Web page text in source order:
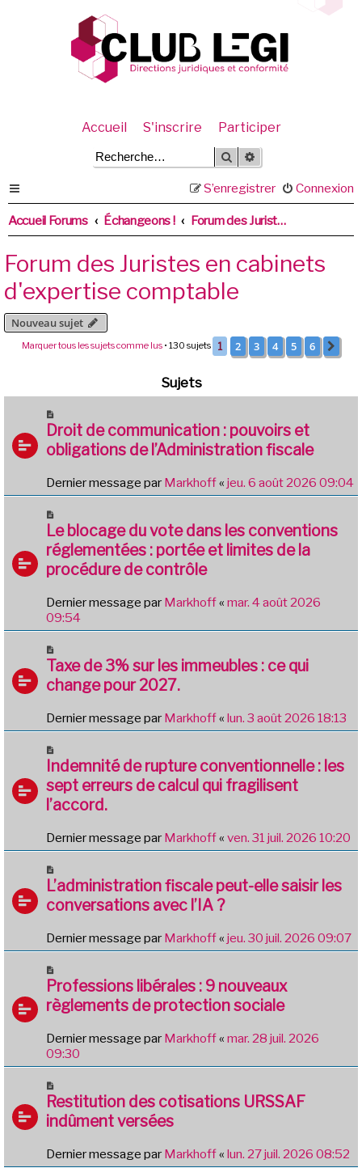
Accueil S'inscrire Participer
Rechercher
Connexion
S’enregistrer
Accueil Forums Échangeons ! Forum des Juristes en cabinets d'expertise comptable
Forum des Juristes en cabinets
d'expertise comptable
Nouveau sujet
Marquer tous les sujets comme lus• 130 sujets 1 2 3 4 5 6
Sujets
Droit de communication : pouvoirs et
obligations de l’Administration fiscale
Dernier message par Markhoff« jeu. 6 août 2026 09:04
Le blocage du vote dans les conventions
réglementées : portée et limites de la
procédure de contrôle
Dernier message par Markhoff« mar. 4 août 2026
09:54
Taxe de 3% sur les immeubles : ce qui
change pour 2027.
Dernier message par Markhoff« lun. 3 août 2026 18:13
Indemnité de rupture conventionnelle : les
sept erreurs de calcul qui fragilisent
l’accord.
Dernier message par Markhoff« ven. 31 juil. 2026 10:20
L’administration fiscale peut-elle saisir les
conversations avec l’IA ?
Dernier message par Markhoff« jeu. 30 juil. 2026 09:07
Professions libérales : 9 nouveaux
règlements de protection sociale
Dernier message par Markhoff« mar. 28 juil. 2026
09:30
Restitution des cotisations URSSAF
indûment versées
Dernier message par Markhoff« lun. 27 juil. 2026 08:52